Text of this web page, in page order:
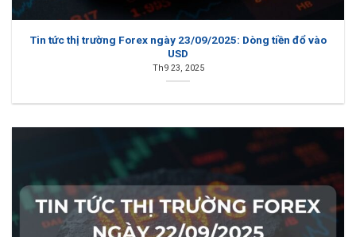
Tin tức thị trường Forex ngày 23/09/2025: Dòng tiền đổ vào
USD
Th9 23, 2025